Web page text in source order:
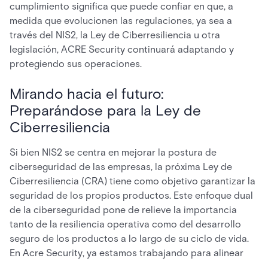
cumplimiento significa que puede confiar en que, a
medida que evolucionen las regulaciones, ya sea a
través del NIS2, la Ley de Ciberresiliencia u otra
legislación, ACRE Security continuará adaptando y
protegiendo sus operaciones.
Mirando hacia el futuro:
Preparándose para la Ley de
Ciberresiliencia
Si bien NIS2 se centra en mejorar la postura de
ciberseguridad de las empresas, la próxima Ley de
Ciberresiliencia (CRA) tiene como objetivo garantizar la
seguridad de los propios productos. Este enfoque dual
de la ciberseguridad pone de relieve la importancia
tanto de la resiliencia operativa como del desarrollo
seguro de los productos a lo largo de su ciclo de vida.
En Acre Security, ya estamos trabajando para alinear